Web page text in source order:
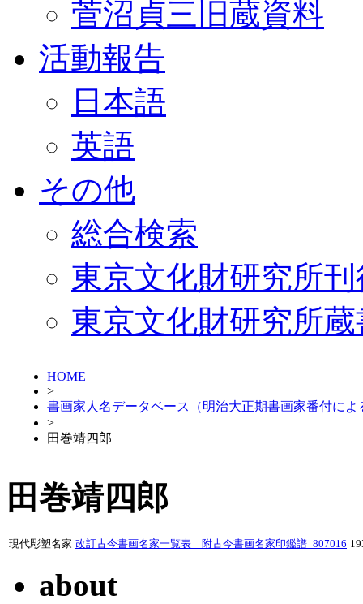
菅沼貞三旧蔵資料
活動報告
日本語
英語
その他
総合検索
東京文化財研究所
東京文化財研究所
HOME
>
書画家人名データベース（明治大正期書画家番付によ
>
田巻靖四郎
田巻靖四郎
現代彫塑名家 改訂古今書画名家一覧表 附古今書画名家印鑑譜_807016
about